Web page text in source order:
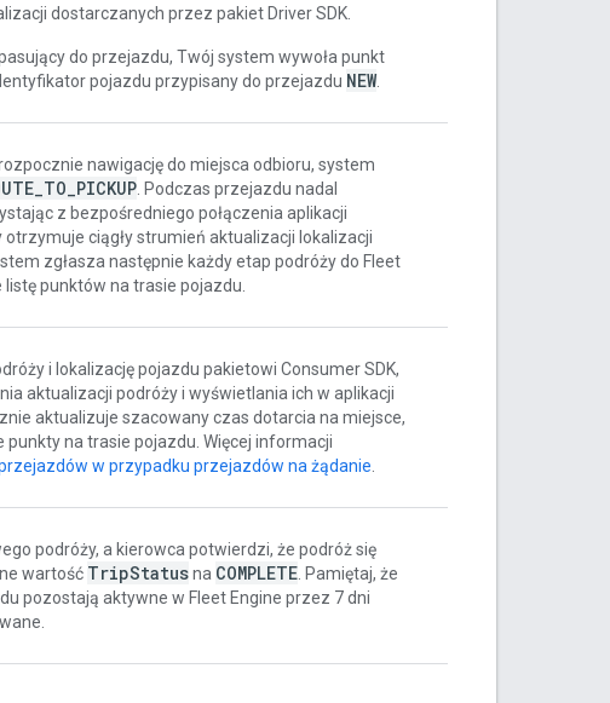
dostarczanych przez pakiet Driver SDK.
do przejazdu, Twój system wywoła punkt
pojazdu przypisany do przejazdu NEW.
nawigację do miejsca odbioru, system
TO PICKUP . Podczas przejazdu nadal
z bezpośredniego połączenia aplikacji
ciągły strumień aktualizacji lokalizacji
zgłasza następnie każdy etap podróży do Fleet
punktów na trasie pojazdu.
i lokalizację pojazdu pakietowi Consumer SDK,
aktualizacji podróży i wyświetlania ich w aplikacji
aktualizuje szacowany czas dotarcia na miejsce,
punkty na trasie pojazdu. Więcej informacji
w przypadku przejazdów na żądanie
podróży, a kierowca potwierdzi, że podróż się
wartość TripStatusna COMPLETE . Pamiętaj, że
pozostają aktywne w Fleet Engine przez 7 dni